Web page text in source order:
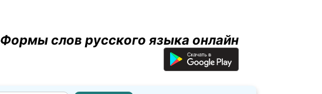
Формы слов русского языка онлайн